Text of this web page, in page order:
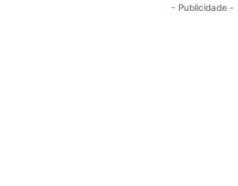
- Publicidade -